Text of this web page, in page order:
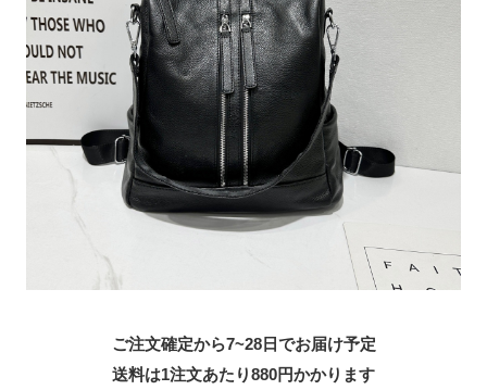
ご注文確定から7~28日でお届け予定
送料は1注文あたり880円かかります